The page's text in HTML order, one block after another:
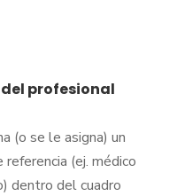
profesional
(o se le asigna) un
(ej. médico
dentro del cuadro